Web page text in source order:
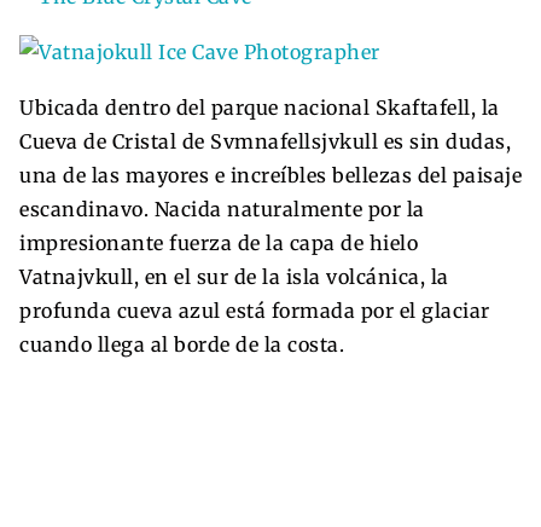
Ubicada dentro del parque nacional Skaftafell, la
Cueva de Cristal de Svmnafellsjvkull es sin dudas,
una de las mayores e increíbles bellezas del paisaje
escandinavo. Nacida naturalmente por la
impresionante fuerza de la capa de hielo
Vatnajvkull, en el sur de la isla volcánica, la
profunda cueva azul está formada por el glaciar
cuando llega al borde de la costa.